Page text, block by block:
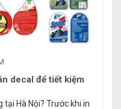
decal để tiết kiệm
tại Hà Nội? Trước khi in